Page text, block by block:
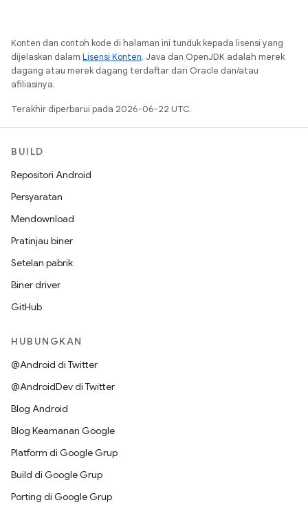
Konten dan contoh kode di halaman ini tunduk kepada lisensi yang
dijelaskan dalam Lisensi Konten. Java dan OpenJDK adalah merek
dagang atau merek dagang terdaftar dari Oracle dan/atau
afiliasinya.
Terakhir diperbarui pada 2026-06-22 UTC.
BUILD
Repositori Android
Persyaratan
Mendownload
Pratinjau biner
Setelan pabrik
Biner driver
GitHub
HUBUNGKAN
@Android di Twitter
@AndroidDev di Twitter
Blog Android
Blog Keamanan Google
Platform di Google Grup
Build di Google Grup
Porting di Google Grup